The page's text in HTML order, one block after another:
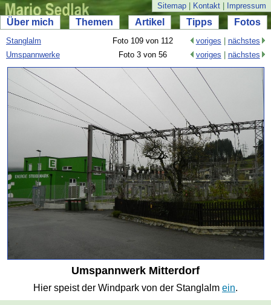
Sitemap Kontakt Impressum
Über mich Themen Artikel Tipps Fotos
Stanglalm Foto 109 von 112 voriges
nächstes
Umspannwerke
Foto 3 von 56 voriges nächstes
Umspannwerk Mitterdorf
Hier speist der Windpark von der Stanglalm ein.